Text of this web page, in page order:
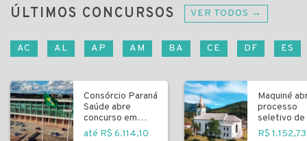
ÚLTIMOS CONCURSOS VER TODOS →
AC AL AP AM BA CE DF ES
Consórcio Paraná
Saúde abre
concurso em
Curitiba
até R$ 6.114,10
Maquiné
processo
seletivo de
R$ 1.152,73